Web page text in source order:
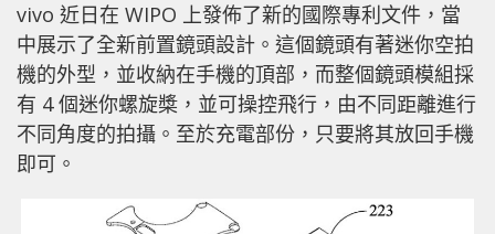
vivo 近日在 WIPO 上發佈了新的國際專利文件，當
中展示了全新前置鏡頭設計。這個鏡頭有著迷你空拍
機的外型，並收納在手機的頂部，而整個鏡頭模組採
有 4 個迷你螺旋槳，並可操控飛行，由不同距離進行
不同角度的拍攝。至於充電部份，只要將其放回手機
即可。